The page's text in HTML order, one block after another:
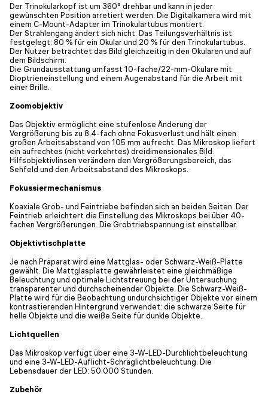
Der Trinokularkopf ist um 360° drehbar und kann in jeder
gewünschten Position arretiert werden. Die Digitalkamera wird mit
einem C-Mount-Adapter im Trinokulartubus montiert.
Der Strahlengang ändert sich nicht. Das Teilungsverhältnis ist
festgelegt: 80 % für ein Okular und 20 % für den Trinokulartubus.
Der Nutzer betrachtet das Bild gleichzeitig in den Okularen und auf
dem Bildschirm.
Die Grundausstattung umfasst 10-fache/22-mm-Okulare mit
Dioptrieneinstellung und einem Augenabstand für die Arbeit mit
einer Brille.
Zoomobjektiv
Das Objektiv ermöglicht eine stufenlose Änderung der
Vergrößerung bis zu 8,4-fach ohne Fokusverlust und hält einen
großen Arbeitsabstand von 105 mm aufrecht. Das Mikroskop liefert
ein aufrechtes (nicht verkehrtes) dreidimensionales Bild.
Hilfsobjektivlinsen verändern den Vergrößerungsbereich, das
Sehfeld und den Arbeitsabstand des Mikroskops.
Fokussiermechanismus
Koaxiale Grob- und Feintriebe befinden sich an beiden Seiten. Der
Feintrieb erleichtert die Einstellung des Mikroskops bei über 40-
fachen Vergrößerungen. Die Grobtriebspannung ist einstellbar.
Objektivtischplatte
Je nach Präparat wird eine Mattglas- oder Schwarz-Weiß-Platte
gewählt. Die Mattglasplatte gewährleistet eine gleichmäßige
Beleuchtung und optimale Lichtstreuung bei der Untersuchung
transparenter und durchscheinender Objekte. Die Schwarz-Weiß-
Platte wird für die Beobachtung undurchsichtiger Objekte vor einem
kontrastierenden Hintergrund verwendet: die schwarze Seite für
helle Objekte und die weiße Seite für dunkle Objekte.
Lichtquellen
Das Mikroskop verfügt über eine 3-W-LED-Durchlichtbeleuchtung
und eine 3-W-LED-Auflicht-Schräglichtbeleuchtung. Die
Lebensdauer der LED: 50.000 Stunden.
Zubehör